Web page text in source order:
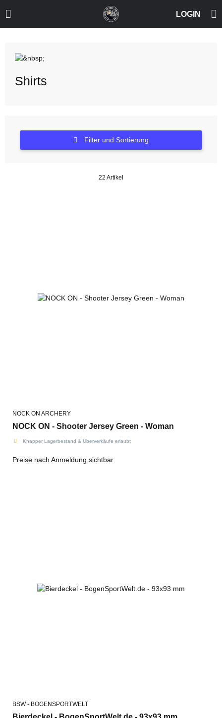
Shirts
Filter und Sortierung
22 Artikel
NOCK ON ARCHERY
NOCK ON - Shooter Jersey Green - Woman
Knapper Lagerbestand & Überverkäufe erlaubt
Preise nach Anmeldung sichtbar
BSW - BOGENSPORTWELT